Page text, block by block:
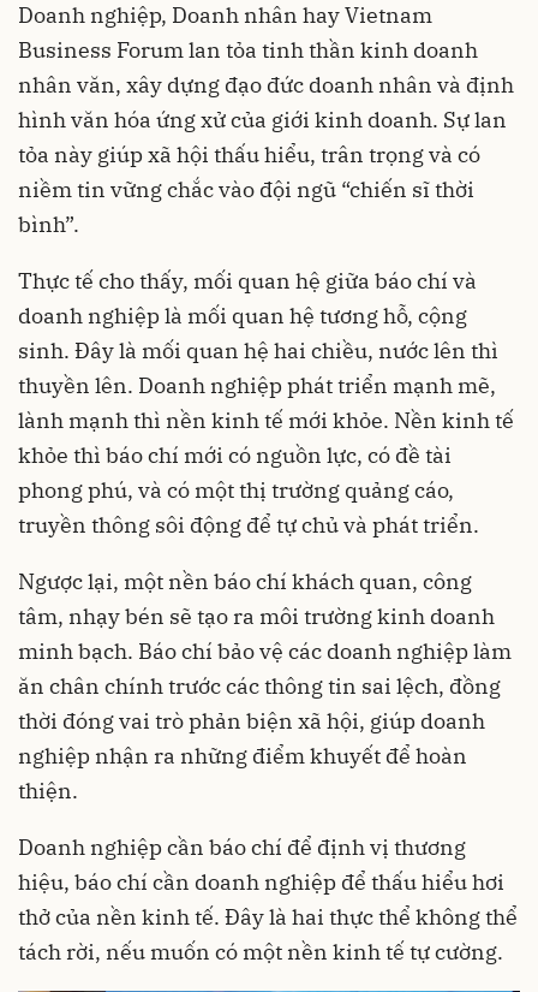
Doanh nghiệp, Doanh nhân hay Vietnam
Business Forum lan tỏa tinh thần kinh doanh
nhân văn, xây dựng đạo đức doanh nhân và định
hình văn hóa ứng xử của giới kinh doanh. Sự lan
tỏa này giúp xã hội thấu hiểu, trân trọng và có
niềm tin vững chắc vào đội ngũ “chiến sĩ thời
bình”.
Thực tế cho thấy, mối quan hệ giữa báo chí và
doanh nghiệp là mối quan hệ tương hỗ, cộng
sinh. Đây là mối quan hệ hai chiều, nước lên thì
thuyền lên. Doanh nghiệp phát triển mạnh mẽ,
lành mạnh thì nền kinh tế mới khỏe. Nền kinh tế
khỏe thì báo chí mới có nguồn lực, có đề tài
phong phú, và có một thị trường quảng cáo,
truyền thông sôi động để tự chủ và phát triển.
Ngược lại, một nền báo chí khách quan, công
tâm, nhạy bén sẽ tạo ra môi trường kinh doanh
minh bạch. Báo chí bảo vệ các doanh nghiệp làm
ăn chân chính trước các thông tin sai lệch, đồng
thời đóng vai trò phản biện xã hội, giúp doanh
nghiệp nhận ra những điểm khuyết để hoàn
thiện.
Doanh nghiệp cần báo chí để định vị thương
hiệu, báo chí cần doanh nghiệp để thấu hiểu hơi
thở của nền kinh tế. Đây là hai thực thể không thể
tách rời, nếu muốn có một nền kinh tế tự cường.